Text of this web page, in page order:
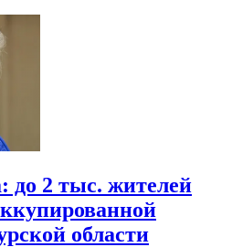
до 2 тыс. жителей
области